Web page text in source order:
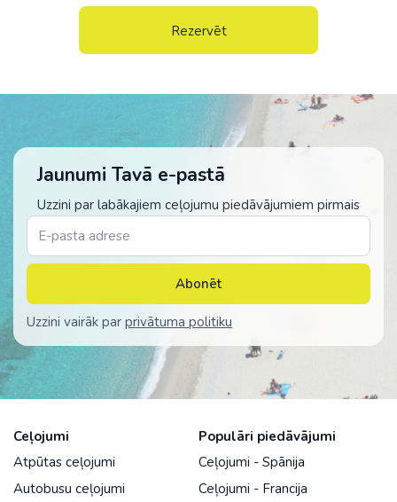
Rezervēt
Jaunumi Tavā e-pastā
Uzzini par labākajiem ceļojumu piedāvājumiem pirmais
Abonēt
Uzzini vairāk par privātuma politiku
Ceļojumi
Atpūtas ceļojumi
Autobusu ceļojumi
Populāri piedāvājumi
Ceļojumi - Spānija
Ceļojumi - Francija